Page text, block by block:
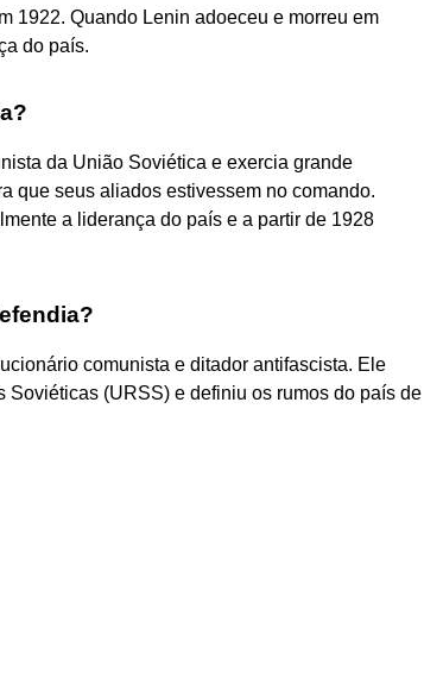
1922. Quando Lenin adoeceu e morreu em
do país.
da União Soviética e exercia grande
que seus aliados estivessem no comando.
a liderança do país e a partir de 1928
comunista e ditador antifascista. Ele
(URSS) e definiu os rumos do país de